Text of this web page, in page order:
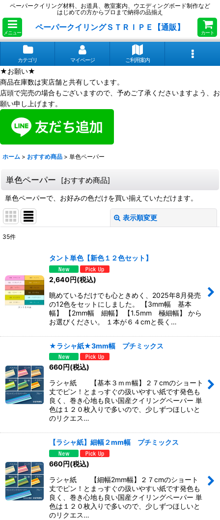
ペーパークイリング材料、お道具、教室案内、ウエディングボード制作など
はじめての方からプロまで納得の品揃え
メニュー
ペーパークイリングＳＴＲＩＰＥ【通販】
カート
カテゴリ マイページ ご利用案内
★お願い★
商品在庫数は実店舗と共有しています。
店頭で完売の場合もございますので、予めご了承くださいますよう、お
願い申し上げます。
ホーム > おすすめ商品 > 単色ペーパー
単色ペーパー [おすすめ商品]
単色ペーパーで、お好みの色だけを買い揃えていただけます。
表示順変更
絞り込む
35件
タント単色【新色１２色セット】
2,640円(税込)
眺めているだけでも心ときめく、2025年8月発売
の12色をセットにしました。 【3mm幅 基本
幅】 【2mm幅 細幅】 【1.5mm 極細幅】 から
お選びください。 １本が６４cmと長く…
★ラシャ紙★3mm幅 プチミックス
660円(税込)
ラシャ紙 【基本３ｍｍ幅】２７cmのショート
丈でピン！とまっすぐの扱いやすい紙です発色も
良く、巻き心地も良い国産クイリングペーパー 単
色は１２０枚入りで多いので、少しずつほしいと
のリクエス…
【ラシャ紙】細幅２mm幅 プチミックス
660円(税込)
ラシャ紙 【細幅2mm幅】２７cmのショート
丈でピン！とまっすぐの扱いやすい紙です発色も
良く、巻き心地も良い国産クイリングペーパー 単
色は１２０枚入りで多いので、少しずつほしいと
のリクエス…